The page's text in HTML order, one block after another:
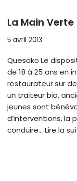
La Main
5 avril 2013
Quesako Le
de 18 à 25 ans en
restaurateur sur
un traiteur bio,
jeunes sont
d’interventions, la
conduire… Lire la